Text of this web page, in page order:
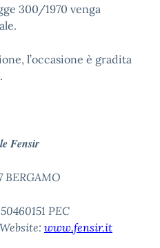
300/1970 venga
l’occasione è gradita
Fensir
BERGAMO
PEC
www.fensir.it